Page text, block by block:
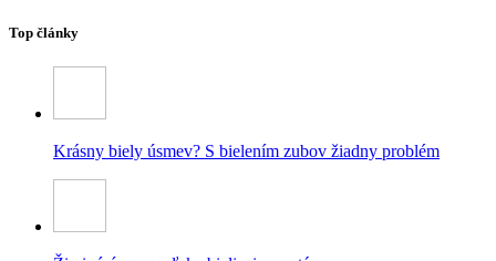
Top články
Krásny biely úsmev? S bielením zubov žiadny problém